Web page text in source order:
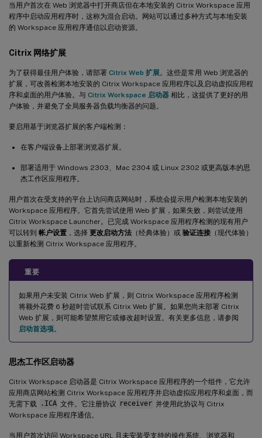
当用户首次在 Web 浏览器中打开商店但在本地安装的 Citrix Workspace 应用
程序中启动应用程序时，这称为混合启动。网站可以通过多种方式与本地安装
的 Workspace 应用程序通信以启动资源。
Citrix 网络扩展
为了获得最佳用户体验，请部署 Citrix Web 扩展。这些是常用 Web 浏览器的
扩展，可改善检测本地安装的 Citrix Workspace 应用程序以及启动虚拟应用程
序和桌面的用户体验。与 Citrix Workspace 启动器 相比，这提供了更好的用
户体验，并避免了全局服务器负载均衡器的问题。
要启用基于浏览器扩展的客户端检测：
在客户端设备上部署浏览器扩展。
部署适用于 Windows 2303、Mac 2304 或 Linux 2302 或更高版本的思
杰工作区应用程序。
用户首次在受支持的平台上访问商店网站时，系统会提示用户检测本地安装的
Workspace 应用程序。它首先尝试使用 Web 扩展，如果失败，则尝试使用
Citrix Workspace Launcher。已完成 Workspace 应用程序检测的现有用户
可以转到 帐户设置 ，选择 更改启动方法 （经典体验）或 验证连接 （现代体验）
以重新检测 Citrix Workspace 应用程序。
重要
如果用户未安装 Citrix Web 扩展，则 Citrix Workspace 应用程序检测
将额外花费 6 秒超时尝试联系 Citrix Web 扩展。如果您尚未部署 Citrix
Web 扩展，则可能希望禁用它或修改超时设置。有关更多信息，请参阅
启动首选项。
思杰工作区启动器
Citrix Workspace 启动器是 Citrix Workspace 应用程序的一个组件，它允许
应用商店网站检测 Citrix Workspace 应用程序并启动虚拟应用程序和桌面，而
无需下载
.ICA 文件。它注册协议 receiver 并使用此协议与 Citrix
Workspace 应用程序通信。
当用户首次访问 Workspace URL 且未安装受支持的操作系统、浏览器和